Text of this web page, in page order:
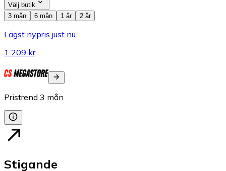
Välj butik
3 mån
6 mån 1 år 2 år
Lägst nypris just nu
1 209 kr
Pristrend 3 mån
Stigande